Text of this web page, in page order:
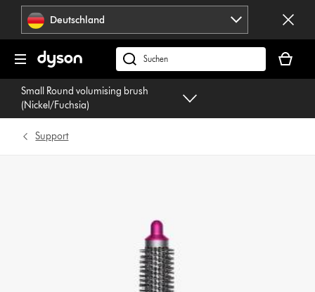
Navigation
überspringenDeutschland
dyson.de
durchsuchen
ist
Small Round volumising brush
(Nickel/Fuchsia)
Support